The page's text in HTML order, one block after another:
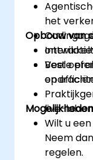
het
Beste
en
Opbouw van
Veel
live-
Wilt u
Neem
regelen.